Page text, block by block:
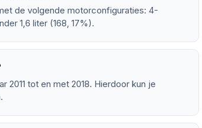
de volgende motorconfiguraties: 4-
1,6 liter (168, 17%).
2011 tot en met 2018. Hierdoor kun je